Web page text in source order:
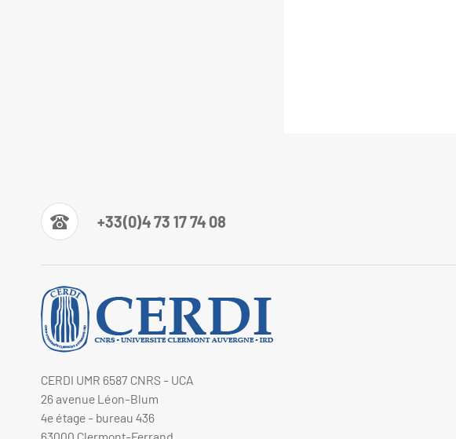
+33(0)4 73 17 74 08
CERDI UMR 6587 CNRS - UCA
26 avenue Léon-Blum
4e étage - bureau 436